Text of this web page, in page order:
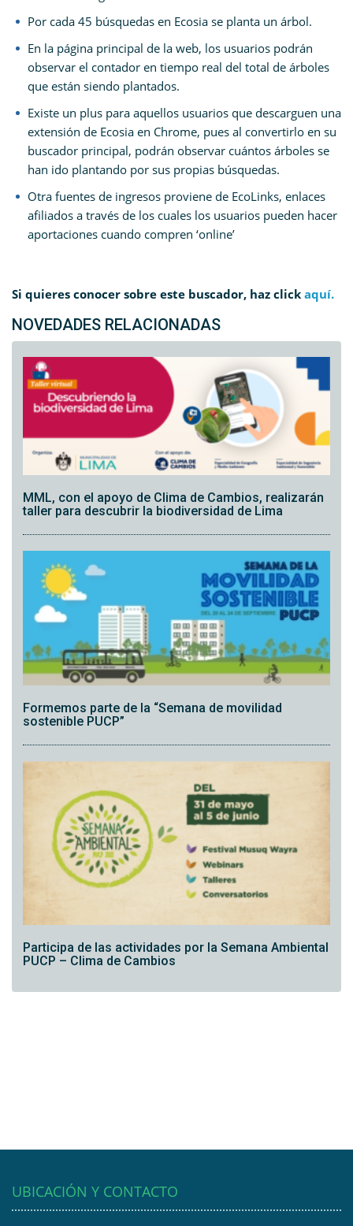
Por cada 45 búsquedas en Ecosia se planta un árbol.
En la página principal de la web, los usuarios podrán
observar el contador en tiempo real del total de árboles
que están siendo plantados.
Existe un plus para aquellos usuarios que descarguen una
extensión de Ecosia en Chrome, pues al convertirlo en su
buscador principal, podrán observar cuántos árboles se
han ido plantando por sus propias búsquedas.
Otra fuentes de ingresos proviene de EcoLinks, enlaces
afiliados a través de los cuales los usuarios pueden hacer
aportaciones cuando compren ‘online’
Si quieres conocer sobre este buscador, haz click aquí.
NOVEDADES RELACIONADAS
MML, con el apoyo de Clima de Cambios, realizarán
taller para descubrir la biodiversidad de Lima
Formemos parte de la “Semana de movilidad
sostenible PUCP”
Participa de las actividades por la Semana Ambiental
PUCP – Clima de Cambios
UBICACIÓN Y CONTACTO